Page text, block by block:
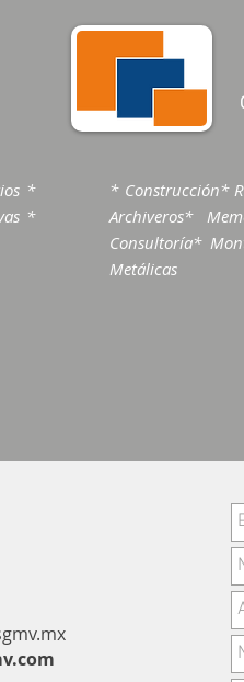
*
*
* Construcción*
Archiveros*
Consultoría*
Metálicas
x